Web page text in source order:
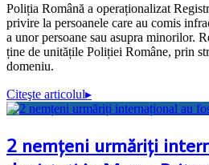
Poliția Română a operaționalizat
privire la persoanele care au comis
a unor persoane sau asupra minorilor.
ține de unitățile Poliției Române, prin
domeniu.
Citeşte articolul▸
2 nemțeni urmăriți